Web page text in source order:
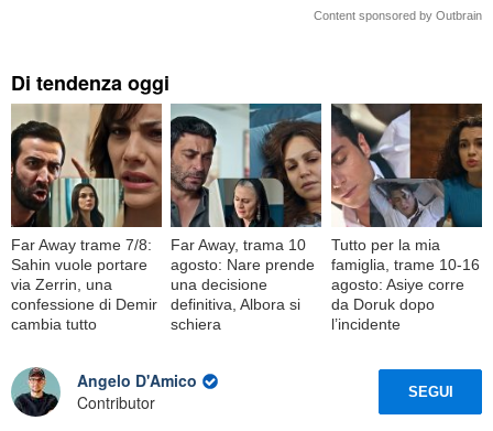
Content sponsored by Outbrain
Di tendenza oggi
Far Away trame 7/8:
Sahin vuole portare
via Zerrin, una
confessione di Demir
cambia tutto
Far Away, trama 10
agosto: Nare prende
una decisione
definitiva, Albora si
schiera
Tutto per la mia
famiglia, trame 10-16
agosto: Asiye corre
da Doruk dopo
l’incidente
Angelo D'Amico
Contributor
SEGUI